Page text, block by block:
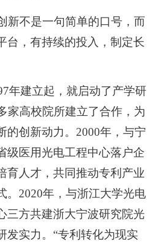
新不是一句简单的口号，而
台，有持续的投入，制定长
年建立起，就启动了产学研
家高校院所建立了合作，为
的创新动力。2000年，与宁
级医用光电工程中心落户企
育人才，共同推动专利产业
。2020年，与浙江大学光电
三方共建浙大宁波研究院光
发实力。“专利转化为现实